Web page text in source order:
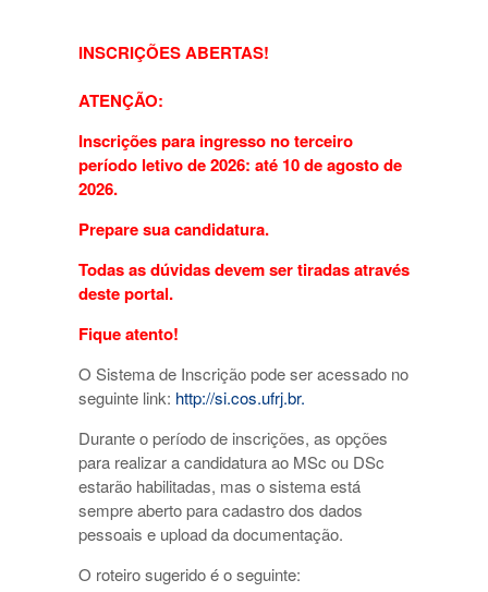
INSCRIÇÕES ABERTAS!
ATENÇÃO:
Inscrições para ingresso no terceiro
período letivo de 2026: até 10 de agosto de
2026.
Prepare sua candidatura.
Todas as dúvidas devem ser tiradas através
deste portal.
Fique atento!
O Sistema de Inscrição pode ser acessado no
seguinte link: http://si.cos.ufrj.br.
Durante o período de inscrições, as opções
para realizar a candidatura ao MSc ou DSc
estarão habilitadas, mas o sistema está
sempre aberto para cadastro dos dados
pessoais e upload da documentação.
O roteiro sugerido é o seguinte: